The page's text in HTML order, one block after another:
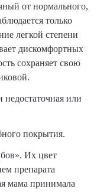
от нормального,
только
легкой степени
дискомфортных
сохраняет свою
или
покрытия.
Их цвет
препарата
мама принимала